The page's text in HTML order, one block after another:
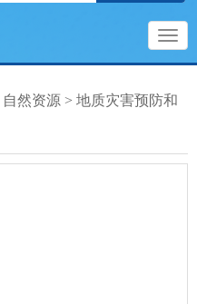
自然资源 > 地质灾害预防和